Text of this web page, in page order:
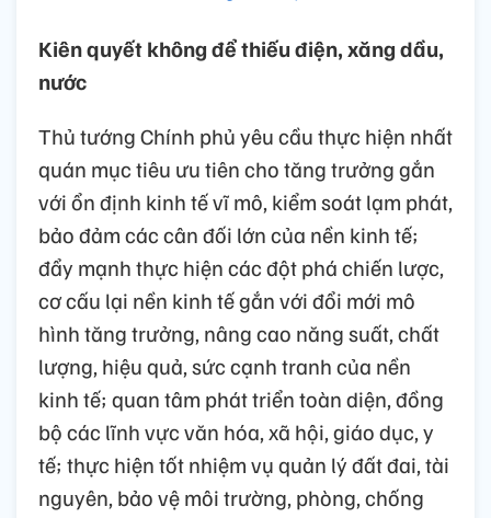
Kiên quyết không để thiếu điện, xăng dầu,
nước
Thủ tướng Chính phủ yêu cầu thực hiện nhất
quán mục tiêu ưu tiên cho tăng trưởng gắn
với ổn định kinh tế vĩ mô, kiểm soát lạm phát,
bảo đảm các cân đối lớn của nền kinh tế;
đẩy mạnh thực hiện các đột phá chiến lược,
cơ cấu lại nền kinh tế gắn với đổi mới mô
hình tăng trưởng, nâng cao năng suất, chất
lượng, hiệu quả, sức cạnh tranh của nền
kinh tế; quan tâm phát triển toàn diện, đồng
bộ các lĩnh vực văn hóa, xã hội, giáo dục, y
tế; thực hiện tốt nhiệm vụ quản lý đất đai, tài
nguyên, bảo vệ môi trường, phòng, chống